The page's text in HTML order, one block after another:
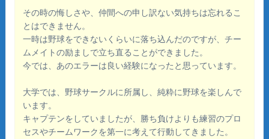
その時の悔しさや、仲間への申し訳ない気持ちは忘れるこ
とはできません。
一時は野球をできないくらいに落ち込んだのですが、チー
ムメイトの励ましで立ち直ることができました。
今では、あのエラーは良い経験になったと思っています。
大学では、野球サークルに所属し、純粋に野球を楽しんで
います。
キャプテンをしていましたが、勝ち負けよりも練習のプロ
セスやチームワークを第一に考えて行動してきました。